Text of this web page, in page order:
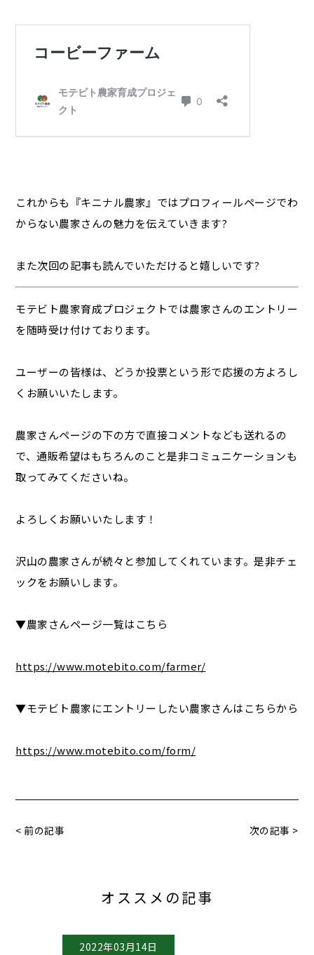
これからも『キニナル農家』ではプロフィールページでわ
からない農家さんの魅力を伝えていきます?
また次回の記事も読んでいただけると嬉しいです?
モテビト農家育成プロジェクトでは農家さんのエントリー
を随時受け付けております。
ユーザーの皆様は、どうか投票という形で応援の方よろし
くお願いいたします。
農家さんページの下の方で直接コメントなども送れるの
で、通販希望はもちろんのこと是非コミュニケーションも
取ってみてくださいね。
よろしくお願いいたします！
沢山の農家さんが続々と参加してくれています。是非チェ
ックをお願いします。
▼農家さんページ一覧はこちら
https://www.motebito.com/farmer/
▼モテビト農家にエントリーしたい農家さんはこちらから
https://www.motebito.com/form/
< 前の記事 次の記事 >
オススメの記事
2022年03月14日